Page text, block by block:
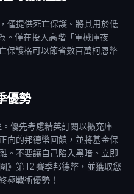
僅提供死亡保護。將其用於低
。僅在投入高階「軍械庫夜
保護格可以節省數百萬柯恩幣
優勢
優先考慮精英訂閱以擴充庫
向的邦德幣回饋，並將基金保
。不要讓自己陷入黑暗。立即
第 12 賽季邦德幣，並獲取您
極戰術優勢！